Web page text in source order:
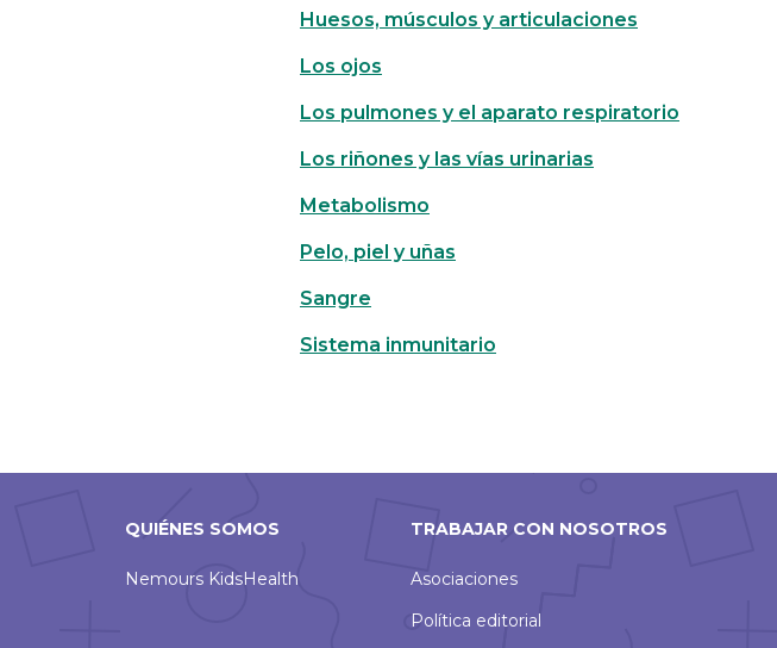
Huesos, músculos y articulaciones
Los ojos
Los pulmones y el aparato respiratorio
Los riñones y las vías urinarias
Metabolismo
Pelo, piel y uñas
Sangre
Sistema inmunitario
QUIÉNES SOMOS
Nemours KidsHealth
TRABAJAR CON NOSOTROS
Asociaciones
Política editorial